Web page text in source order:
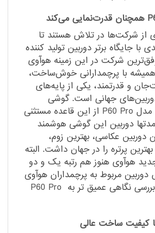
از شرکت‌ها در تلاش هستند تا
جایگاه برتر دوربین تولید کننده
شرکت در این زمینه هوآوی
با پرچمدارانی خوش‌ساخت،
و قدرتمند، یکی از پایه‌های
جهانی است. گوشی
موبایل هوآوی مدل P60 Pro از این قاعده مستثنی
دوربین این گوشی هوشمند
دوربین عکاسی، بهترین زوم،
پرتره را در جهان داشت. البته
هوآوی هنوز هم رتبه یک و دو
مربوط به پرچمداران هوآوی
است. در این بررسی نگاهی عمیق تر به P60 Pro
کیفیت ساخت عالی